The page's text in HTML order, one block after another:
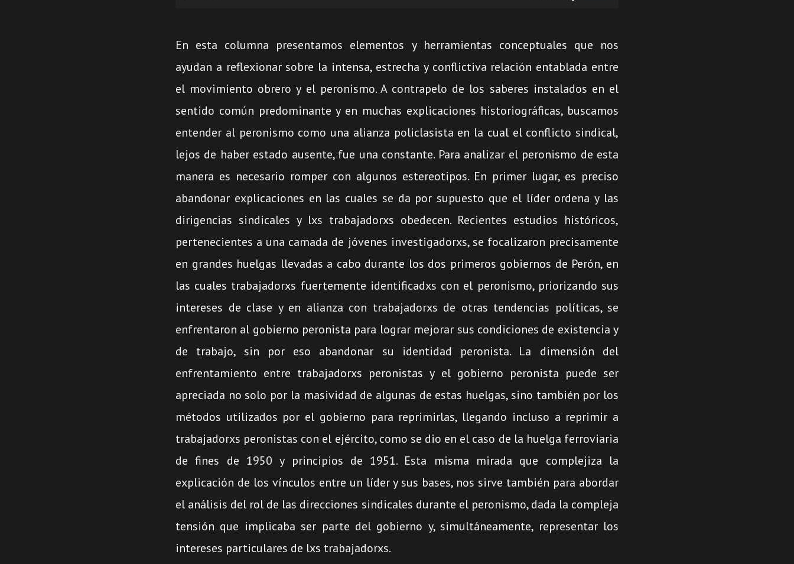
audio
En esta columna presentamos elementos y herramientas conceptuales que nos
ayudan a reflexionar sobre la intensa, estrecha y conflictiva relación entablada entre
el movimiento obrero y el peronismo. A contrapelo de los saberes instalados en el
sentido común predominante y en muchas explicaciones historiográficas, buscamos
entender al peronismo como una alianza policlasista en la cual el conflicto sindical,
lejos de haber estado ausente, fue una constante. Para analizar el peronismo de esta
manera es necesario romper con algunos estereotipos. En primer lugar, es preciso
abandonar explicaciones en las cuales se da por supuesto que el líder ordena y las
dirigencias sindicales y lxs trabajadorxs obedecen. Recientes estudios históricos,
pertenecientes a una camada de jóvenes investigadorxs, se focalizaron precisamente
en grandes huelgas llevadas a cabo durante los dos primeros gobiernos de Perón, en
las cuales trabajadorxs fuertemente identificadxs con el peronismo, priorizando sus
intereses de clase y en alianza con trabajadorxs de otras tendencias políticas, se
enfrentaron al gobierno peronista para lograr mejorar sus condiciones de existencia y
de trabajo, sin por eso abandonar su identidad peronista. La dimensión del
enfrentamiento entre trabajadorxs peronistas y el gobierno peronista puede ser
apreciada no solo por la masividad de algunas de estas huelgas, sino también por los
métodos utilizados por el gobierno para reprimirlas, llegando incluso a reprimir a
trabajadorxs peronistas con el ejército, como se dio en el caso de la huelga ferroviaria
de fines de 1950 y principios de 1951. Esta misma mirada que complejiza la
explicación de los vínculos entre un líder y sus bases, nos sirve también para abordar
el análisis del rol de las direcciones sindicales durante el peronismo, dada la compleja
tensión que implicaba ser parte del gobierno y, simultáneamente, representar los
intereses particulares de lxs trabajadorxs.